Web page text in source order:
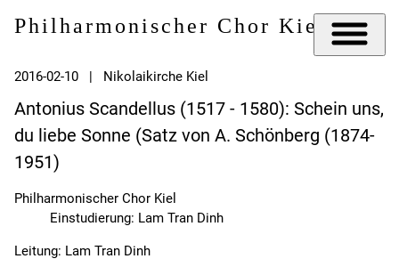
Philharmonischer Chor Kiel e.V.
2016-02-10 | Nikolaikirche Kiel
Antonius Scandellus (1517 - 1580): Schein uns,
du liebe Sonne (Satz von A. Schönberg (1874-
1951)
Philharmonischer Chor Kiel
Einstudierung: Lam Tran Dinh
Leitung: Lam Tran Dinh